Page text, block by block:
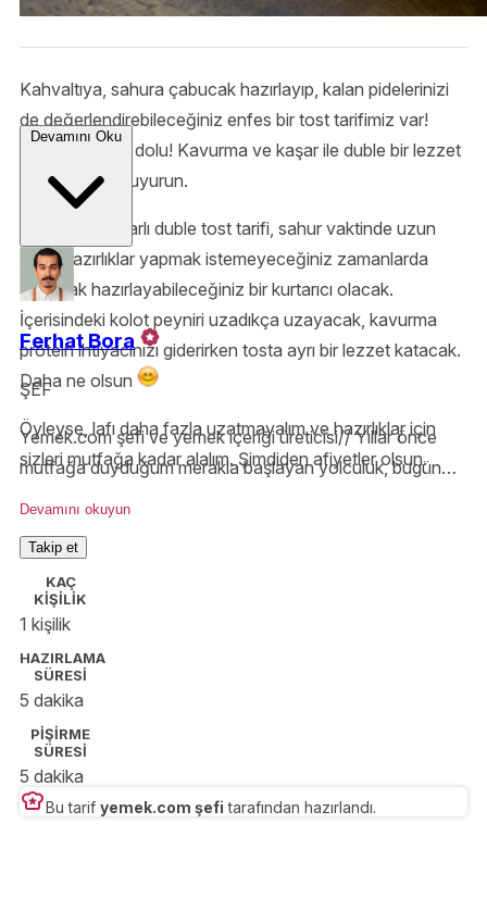
Kahvaltıya, sahura çabucak hazırlayıp, kalan pidelerinizi
de değerlendirebileceğiniz enfes bir tost tarifimiz var!
Üstelik protein dolu! Kavurma ve kaşar ile duble bir lezzet
elde etmeye buyurun.
Kavurmalı kaşarlı duble tost tarifi, sahur vaktinde uzun
uzun hazırlıklar yapmak istemeyeceğiniz zamanlarda
çabucak hazırlayabileceğiniz bir kurtarıcı olacak.
İçerisindeki kolot peyniri uzadıkça uzayacak, kavurma
protein ihtiyacınızı giderirken tosta ayrı bir lezzet katacak.
Daha ne olsun
Öyleyse, lafı daha fazla uzatmayalım ve hazırlıklar için
sizleri mutfağa kadar alalım. Şimdiden afiyetler olsun.
Devamını Oku
Ferhat Bora
ŞEF
Yemek.com şefi ve yemek içeriği üreticisi// Yıllar önce
mutfağa duyduğum merakla başlayan yolculuk, bugün
sizinle buluşturuyorum.🔪🍝🥐🍳🌮🍰☕️
Devamını okuyun
Takip et
KAÇ
KİŞİLİK
1 kişilik
HAZIRLAMA
SÜRESİ
5 dakika
PİŞİRME
SÜRESİ
5 dakika
Bu tarif yemek.com şefi tarafından hazırlandı.